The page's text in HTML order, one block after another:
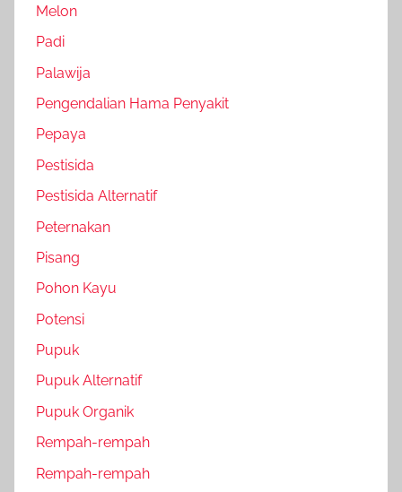
Melon
Padi
Palawija
Pengendalian Hama Penyakit
Pepaya
Pestisida
Pestisida Alternatif
Peternakan
Pisang
Pohon Kayu
Potensi
Pupuk
Pupuk Alternatif
Pupuk Organik
Rempah-rempah
Rempah-rempah